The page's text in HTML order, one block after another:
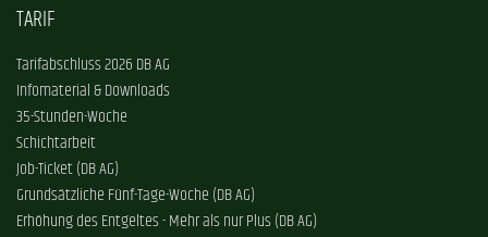
TARIF
Tarifabschluss 2026 DB AG
Infomaterial & Downloads
35-Stunden-Woche
Schichtarbeit
Job-Ticket (DB AG)
Grundsätzliche Fünf-Tage-Woche (DB AG)
Erhöhung des Entgeltes - Mehr als nur Plus (DB AG)